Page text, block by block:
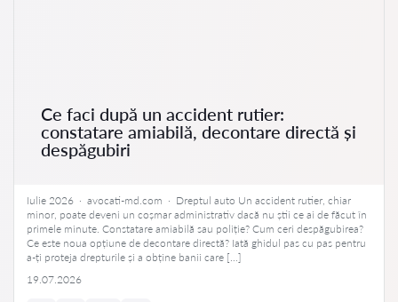
Ce faci după un accident rutier:
constatare amiabilă, decontare directă și
despăgubiri
Iulie 2026 · avocati-md.com · Dreptul auto Un accident rutier, chiar
minor, poate deveni un coșmar administrativ dacă nu știi ce ai de făcut în
primele minute. Constatare amiabilă sau poliție? Cum ceri despăgubirea?
Ce este noua opțiune de decontare directă? Iată ghidul pas cu pas pentru
a-ți proteja drepturile și a obține banii care […]
19.07.2026